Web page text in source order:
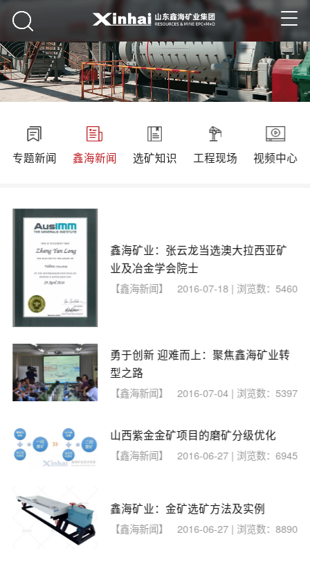
专题新闻 鑫海新闻 选矿知识 工程现场 视频中心
鑫海矿业：张云龙当选澳大拉西亚矿
业及冶金学会院士
【鑫海新闻】 2016-07-18 | 浏览数：5460
勇于创新 迎难而上：聚焦鑫海矿业转
型之路
【鑫海新闻】 2016-07-04 | 浏览数：5397
山西紫金金矿项目的磨矿分级优化
【鑫海新闻】 2016-06-27 | 浏览数：6945
鑫海矿业：金矿选矿方法及实例
【鑫海新闻】 2016-06-27 | 浏览数：8890